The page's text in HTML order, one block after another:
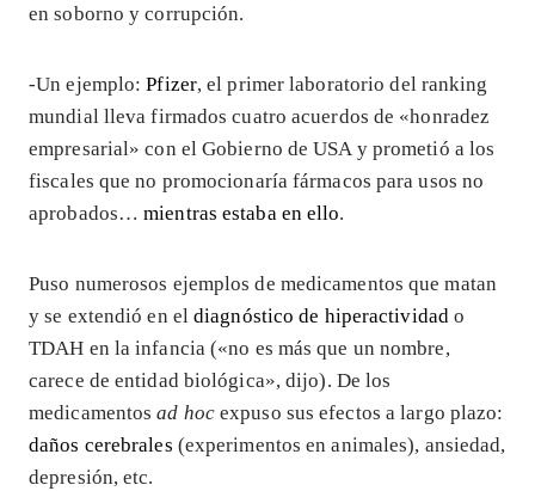
en soborno y corrupción.
-Un ejemplo:Pfizer, el primer laboratorio del ranking
mundial lleva firmados cuatro acuerdos de «honradez
empresarial» con el Gobierno de USA y prometió a los
fiscales que no promocionaría fármacos para usos no
aprobados…mientras estaba en ello.
Puso numerosos ejemplos de medicamentos que matan
y se extendió en eldiagnóstico de hiperactividad o
TDAH en la infancia («no es más que un nombre,
carece de entidad biológica», dijo). De los
medicamentos ad hocexpuso sus efectos a largo plazo:
daños cerebrales (experimentos en animales), ansiedad,
depresión, etc.